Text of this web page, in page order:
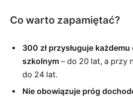
Co warto zapamiętać?
300 zł przysługuje
szkolnym – do 20 lat, a przy
do 24 lat.
Nie obowiązuje próg